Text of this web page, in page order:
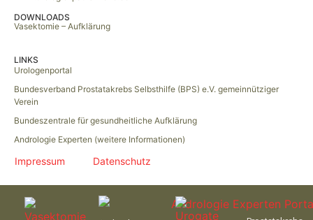
DOWNLOADS
Vasektomie – Aufklärung
LINKS
Urologenportal
Bundesverband Prostatakrebs Selbsthilfe (BPS) e.V. gemeinnütziger
Verein
Bundeszentrale für gesundheitliche Aufklärung
Andrologie Experten (weitere Informationen)
Impressum Datenschutz